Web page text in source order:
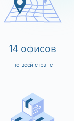
14 офисов
по всей стране